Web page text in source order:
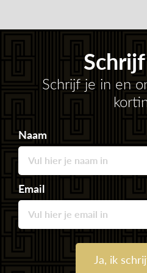
Schrijf je in en
Naam
Email
Ja, ik